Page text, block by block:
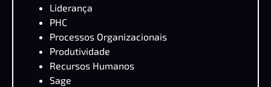
Liderança
PHC
Processos Organizacionais
Produtividade
Recursos Humanos
Sage